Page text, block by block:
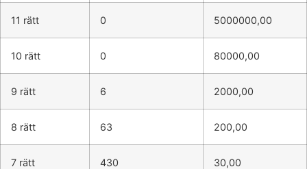
11 rätt 0 5000000,00
10 rätt 0 80000,00
9 rätt 6 2000,00
8 rätt 63 200,00
7 rätt 430 30,00